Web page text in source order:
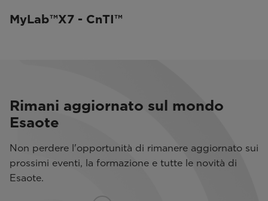
MyLab™X7 - CnTI™
Rimani aggiornato sul mondo
Esaote
Non perdere l'opportunità di rimanere aggiornato sui
prossimi eventi, la formazione e tutte le novità di
Esaote.